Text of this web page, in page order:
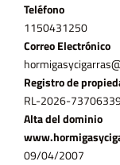
Teléfono
11­50431250
Correo Electrónico
Registro de
RL-2026-
Alta del dominio
09/04/2007